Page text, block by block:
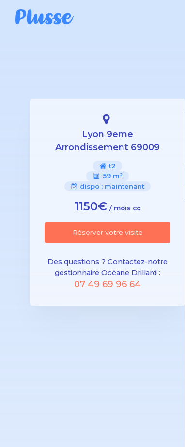
Lyon 9eme
Arrondissement 69009
t2
59 m²
dispo : maintenant
1150€ / mois cc
Réserver votre visite
Des questions ? Contactez-notre
gestionnaire Océane Drillard :
07 49 69 96 64